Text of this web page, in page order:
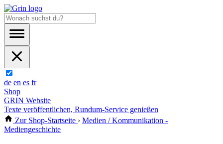
de en es fr
Shop
GRIN Website
Texte veröffentlichen, Rundum-Service genießen
Zur Shop-Startseite › Medien / Kommunikation -
Mediengeschichte